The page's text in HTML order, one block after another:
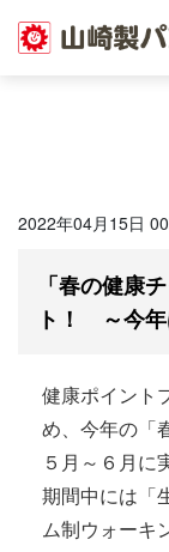
2022年04月15日
「春の健康
ト！ ～今年
健康ポイント
め、今年の「
５月～６月に
期間中には「
ム制ウォーキ